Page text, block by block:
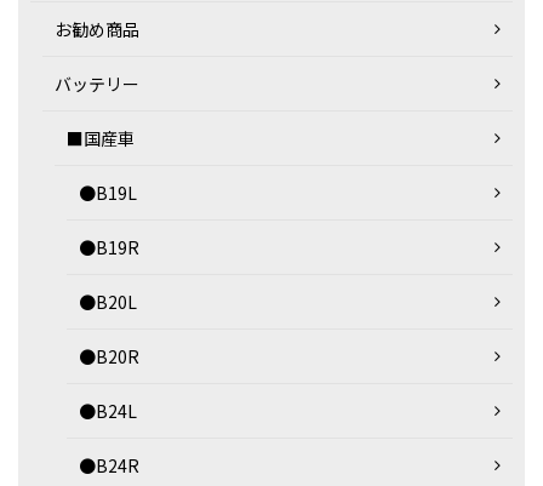
お勧め商品
バッテリー
■国産車
●B19L
●B19R
●B20L
●B20R
●B24L
●B24R